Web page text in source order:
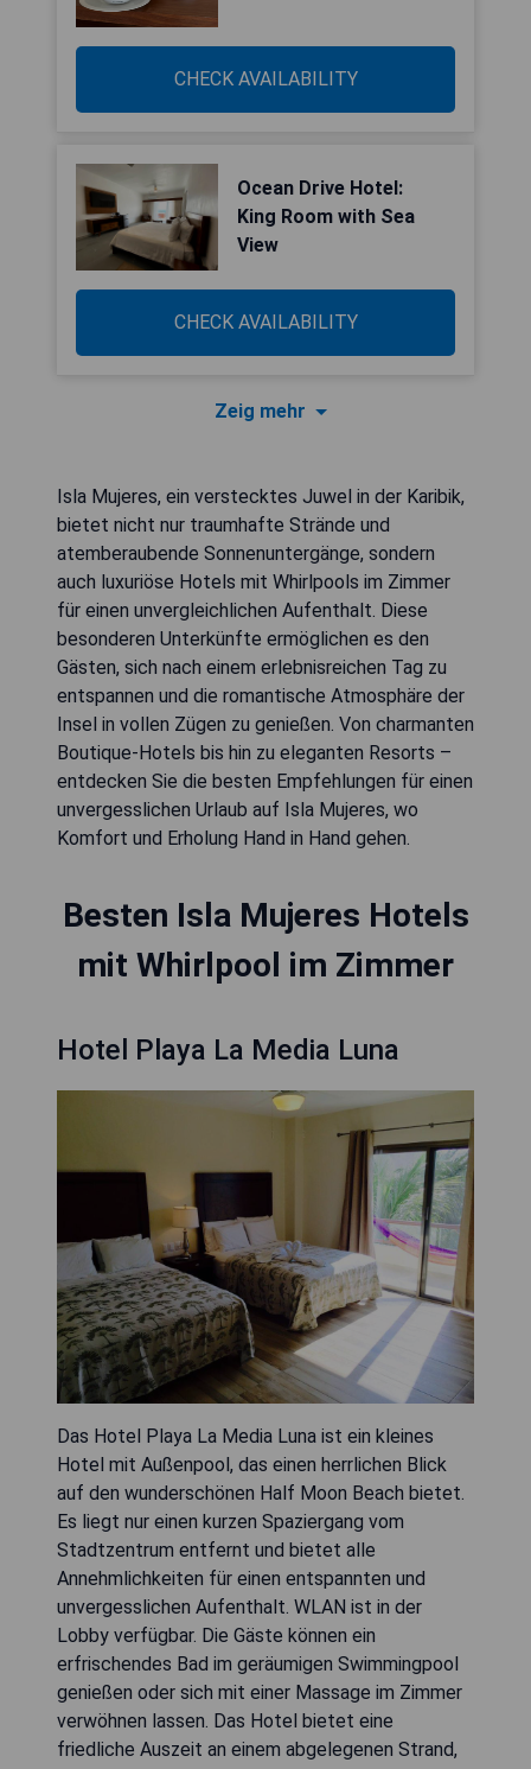
CHECK AVAILABILITY
Ocean Drive Hotel:
King Room with Sea
View
CHECK AVAILABILITY
Zeig mehr
Isla Mujeres, ein verstecktes Juwel in der Karibik,
bietet nicht nur traumhafte Strände und
atemberaubende Sonnenuntergänge, sondern
auch luxuriöse Hotels mit Whirlpools im Zimmer
für einen unvergleichlichen Aufenthalt. Diese
besonderen Unterkünfte ermöglichen es den
Gästen, sich nach einem erlebnisreichen Tag zu
entspannen und die romantische Atmosphäre der
Insel in vollen Zügen zu genießen. Von charmanten
Boutique-Hotels bis hin zu eleganten Resorts –
entdecken Sie die besten Empfehlungen für einen
unvergesslichen Urlaub auf Isla Mujeres, wo
Komfort und Erholung Hand in Hand gehen.
Besten Isla Mujeres Hotels
mit Whirlpool im Zimmer
Hotel Playa La Media Luna
Das Hotel Playa La Media Luna ist ein kleines
Hotel mit Außenpool, das einen herrlichen Blick
auf den wunderschönen Half Moon Beach bietet.
Es liegt nur einen kurzen Spaziergang vom
Stadtzentrum entfernt und bietet alle
Annehmlichkeiten für einen entspannten und
unvergesslichen Aufenthalt. WLAN ist in der
Lobby verfügbar. Die Gäste können ein
erfrischendes Bad im geräumigen Swimmingpool
genießen oder sich mit einer Massage im Zimmer
verwöhnen lassen. Das Hotel bietet eine
friedliche Auszeit an einem abgelegenen Strand,